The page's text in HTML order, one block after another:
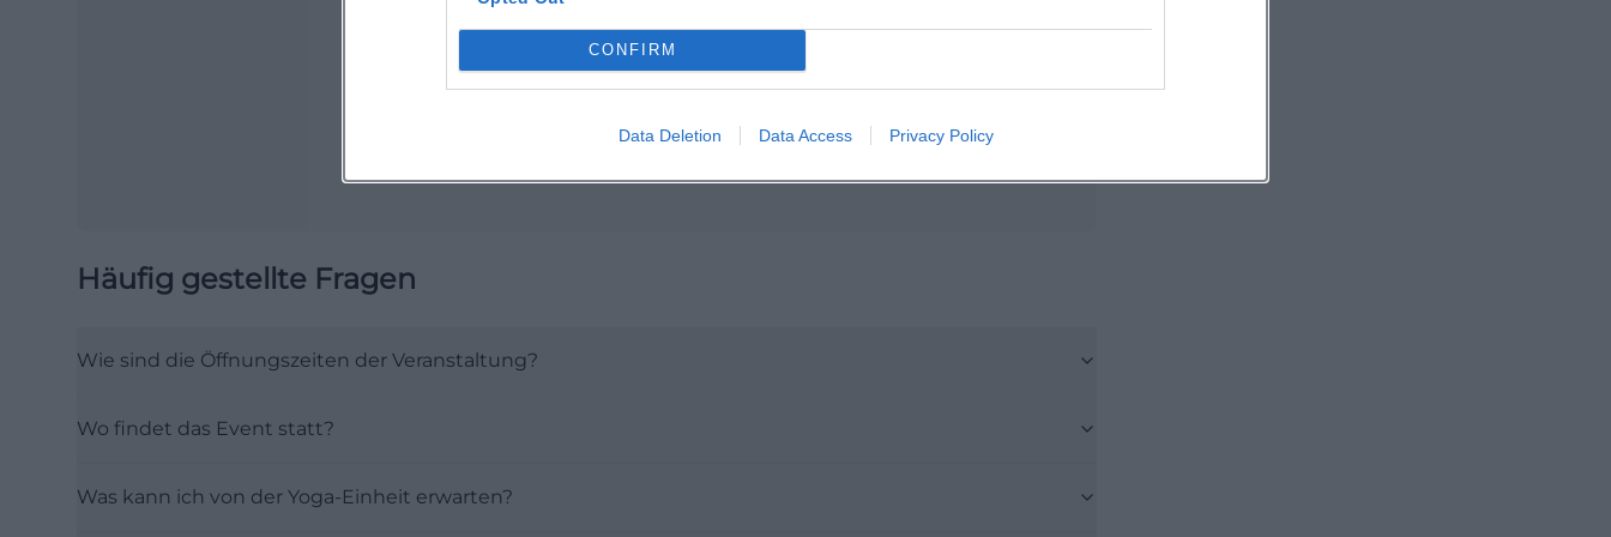
CONFIRM
Data Deletion Data Access Privacy Policy
Open in Google Maps
Häufig gestellte Fragen
Wie sind die Öffnungszeiten der Veranstaltung?
Wo findet das Event statt?
Was kann ich von der Yoga-Einheit erwarten?